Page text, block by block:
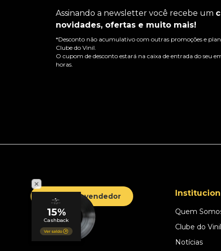
Assinando a newsletter você recebe um
novidades, ofertas e muito mais!
*Desconto não acumulativo com outras promoções e
Clube do Vinil.
O cupom de desconto estará na caixa de entrada do seu
horas.
Área do Revendedor
Quem
Clube do
Notícias